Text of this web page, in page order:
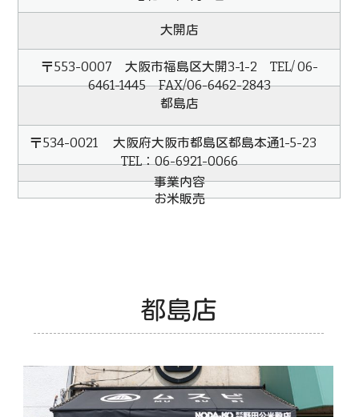
大開店
〒553-0007 大阪市福島区大開3-1-2 TEL/ 06-
6461-1445 FAX/06-6462-2843
都島店
〒534-0021 大阪府大阪市都島区都島本通1-5-23
TEL：06-6921-0066
事業内容
お米販売
都島店